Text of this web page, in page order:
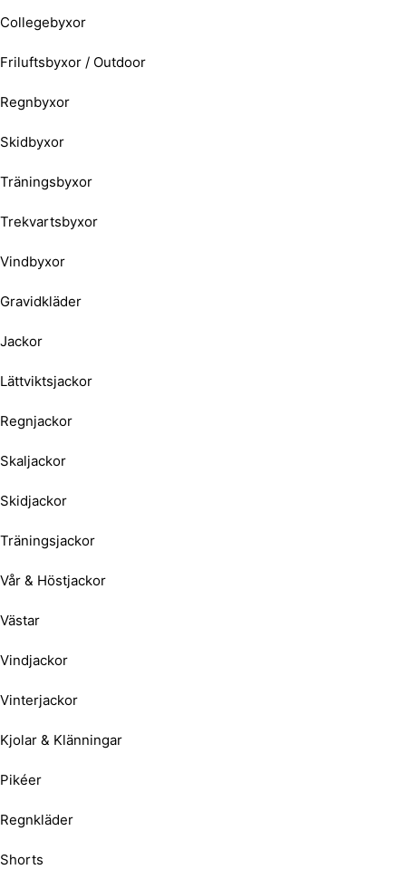
Collegebyxor
Friluftsbyxor / Outdoor
Regnbyxor
Skidbyxor
Träningsbyxor
Trekvartsbyxor
Vindbyxor
Gravidkläder
Jackor
Lättviktsjackor
Regnjackor
Skaljackor
Skidjackor
Träningsjackor
Vår & Höstjackor
Västar
Vindjackor
Vinterjackor
Kjolar & Klänningar
Pikéer
Regnkläder
Shorts